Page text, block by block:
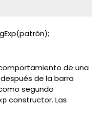
de una
de la barra
segundo
constructor. Las